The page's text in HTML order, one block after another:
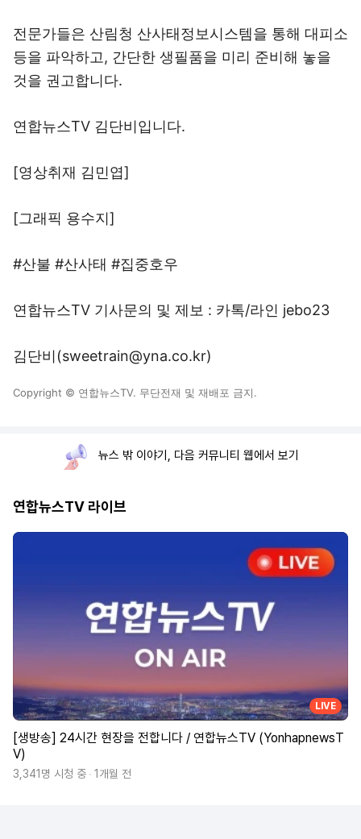
전문가들은 산림청 산사태정보시스템을 통해 대피소
등을 파악하고, 간단한 생필품을 미리 준비해 놓을
것을 권고합니다.
연합뉴스TV 김단비입니다.
[영상취재 김민엽]
[그래픽 용수지]
#산불 #산사태 #집중호우
연합뉴스TV 기사문의 및 제보 : 카톡/라인 jebo23
김단비(sweetrain@yna.co.kr)
Copyright © 연합뉴스TV. 무단전재 및 재배포 금지.
뉴스 밖 이야기, 다음 커뮤니티 웹에서 보기
연합뉴스TV 라이브
LIVE
[생방송] 24시간 현장을 전합니다 / 연합뉴스TV (YonhapnewsT
V)
3,341명 시청 중 1개월 전